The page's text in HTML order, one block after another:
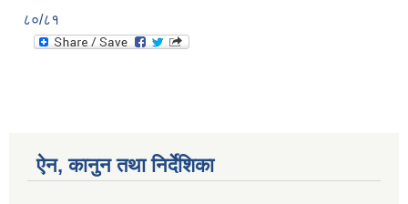
८०/८१
ऐन, कानुन तथा निर्देशिका